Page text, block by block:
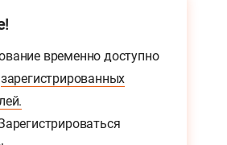
временно доступно
зарегистрированных